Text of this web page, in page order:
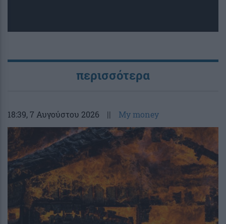
περισσότερα
18:39, 7 Αυγούστου 2026 || My money